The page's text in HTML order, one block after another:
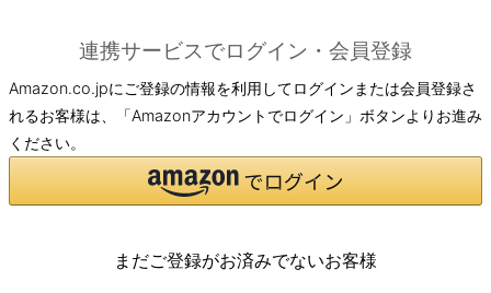
連携サービスでログイン・会員登録
Amazon.co.jpにご登録の情報を利用してログインまたは会員登録さ
れるお客様は、「Amazonアカウントでログイン」ボタンよりお進み
ください。
まだご登録がお済みでないお客様